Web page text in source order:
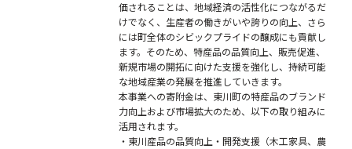
価されることは、地域経済の活性化につながるだ
けでなく、生産者の働きがいや誇りの向上、さら
には町全体のシビックプライドの醸成にも貢献し
ます。そのため、特産品の品質向上、販売促進、
新規市場の開拓に向けた支援を強化し、持続可能
な地域産業の発展を推進していきます。
本事業への寄附金は、東川町の特産品のブランド
力向上および市場拡大のため、以下の取り組みに
活用されます。
・東川産品の品質向上・開発支援（木工家具、農